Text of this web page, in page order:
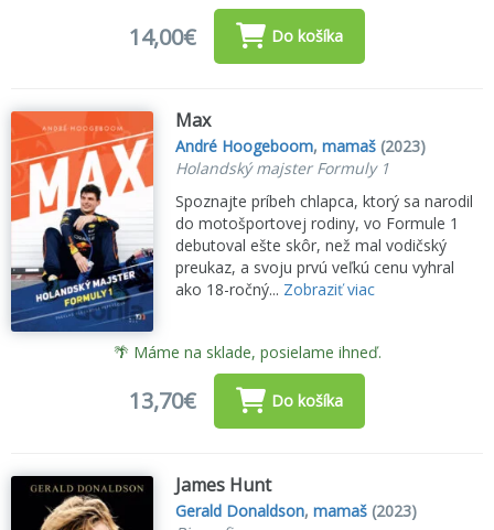
14,00€ Do košíka
Max
André Hoogeboom,mamaš (2023)
Holandský majster Formuly 1
Spoznajte príbeh chlapca, ktorý sa narodil
do motošportovej rodiny, vo Formule 1
debutoval ešte skôr, než mal vodičský
preukaz, a svoju prvú veľkú cenu vyhral
ako 18-ročný... Zobraziť viac
🌴 Máme na sklade, posielame ihneď.
13,70€ Do košíka
James Hunt
Gerald Donaldson,mamaš (2023)